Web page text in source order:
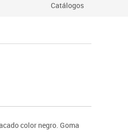
Catálogos
color negro. Goma